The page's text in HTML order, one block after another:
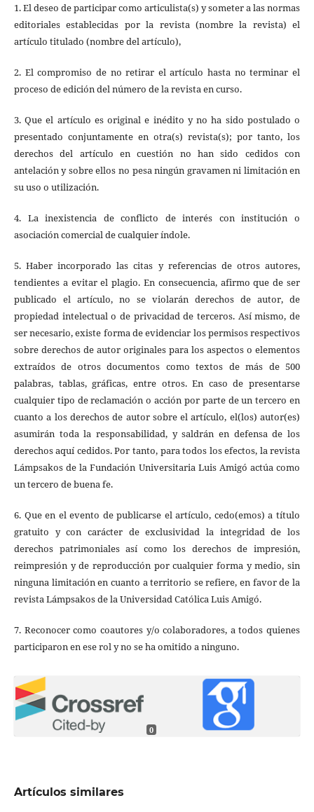
1. El deseo de participar como articulista(s) y someter a las normas
editoriales establecidas por la revista (nombre la revista) el
artículo titulado (nombre del artículo),
2. El compromiso de no retirar el artículo hasta no terminar el
proceso de edición del número de la revista en curso.
3. Que el artículo es original e inédito y no ha sido postulado o
presentado conjuntamente en otra(s) revista(s); por tanto, los
derechos del artículo en cuestión no han sido cedidos con
antelación y sobre ellos no pesa ningún gravamen ni limitación en
su uso o utilización.
4. La inexistencia de conflicto de interés con institución o
asociación comercial de cualquier índole.
5. Haber incorporado las citas y referencias de otros autores,
tendientes a evitar el plagio. En consecuencia, afirmo que de ser
publicado el artículo, no se violarán derechos de autor, de
propiedad intelectual o de privacidad de terceros. Así mismo, de
ser necesario, existe forma de evidenciar los permisos respectivos
sobre derechos de autor originales para los aspectos o elementos
extraídos de otros documentos como textos de más de 500
palabras, tablas, gráficas, entre otros. En caso de presentarse
cualquier tipo de reclamación o acción por parte de un tercero en
cuanto a los derechos de autor sobre el artículo, el(los) autor(es)
asumirán toda la responsabilidad, y saldrán en defensa de los
derechos aquí cedidos. Por tanto, para todos los efectos, la revista
Lámpsakos de la Fundación Universitaria Luis Amigó actúa como
un tercero de buena fe.
6. Que en el evento de publicarse el artículo, cedo(emos) a título
gratuito y con carácter de exclusividad la integridad de los
derechos patrimoniales así como los derechos de impresión,
reimpresión y de reproducción por cualquier forma y medio, sin
ninguna limitación en cuanto a territorio se refiere, en favor de la
revista Lámpsakos de la Universidad Católica Luis Amigó.
7. Reconocer como coautores y/o colaboradores, a todos quienes
participaron en ese rol y no se ha omitido a ninguno.
0
Artículos similares